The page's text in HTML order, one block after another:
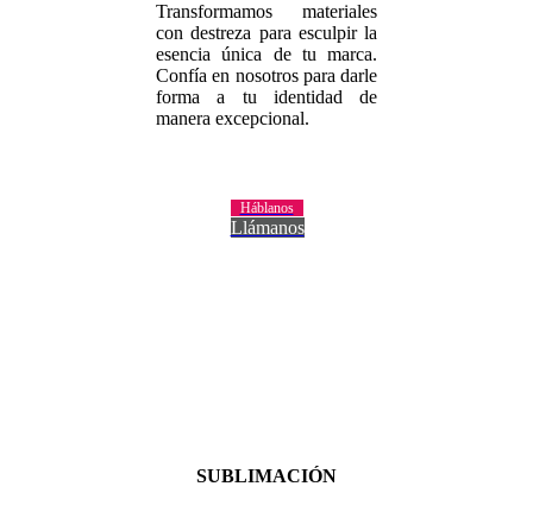
Transformamos materiales
con destreza para esculpir la
esencia única de tu marca.
Confía en nosotros para darle
forma a tu identidad de
manera excepcional.
Háblanos
Llámanos
SUBLIMACIÓN